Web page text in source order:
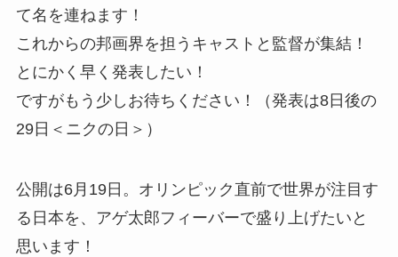
て名を連ねます！
これからの邦画界を担うキャストと監督が集結！
とにかく早く発表したい！
ですがもう少しお待ちください！（発表は8日後の
29日＜ニクの日＞）
公開は6月19日。オリンピック直前で世界が注目す
る日本を、アゲ太郎フィーバーで盛り上げたいと
思います！